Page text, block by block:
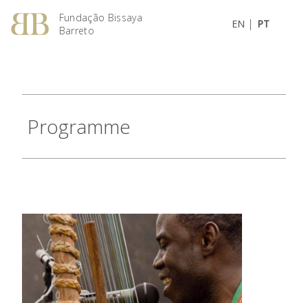
Fundação Bissaya
Barreto
EN | PT
Programme